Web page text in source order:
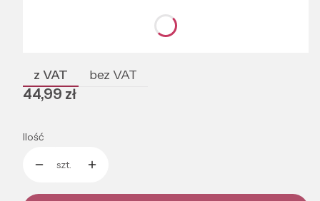
Poszczególne warianty mogą różnić się ceną
z VAT bez VAT
Cena
44,99 zł
Ilość
szt.